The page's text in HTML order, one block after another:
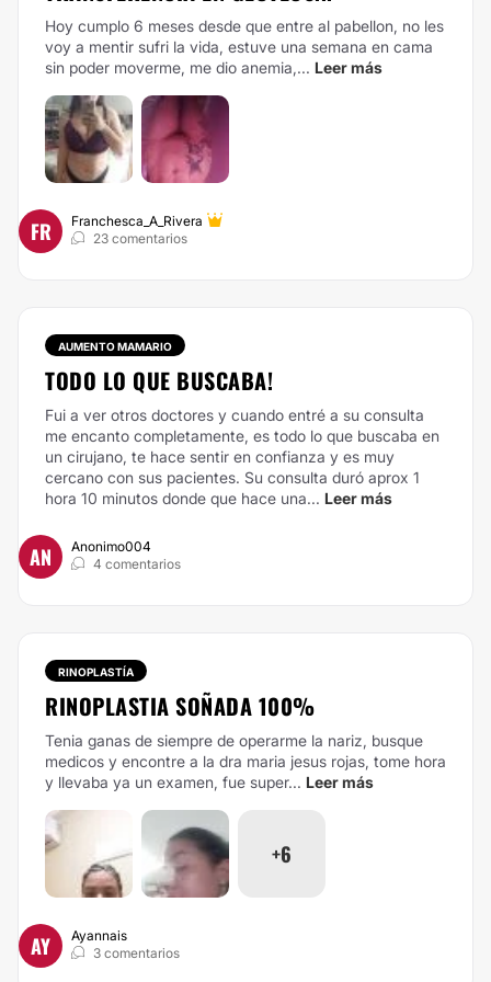
Hoy cumplo 6 meses desde que entre al pabellon, no les
voy a mentir sufri la vida, estuve una semana en cama
sin poder moverme, me dio anemia,... Leer más
FR
Franchesca_A_Rivera
23 comentarios
AUMENTO MAMARIO
TODO LO QUE BUSCABA!
Fui a ver otros doctores y cuando entré a su consulta
me encanto completamente, es todo lo que buscaba en
un cirujano, te hace sentir en confianza y es muy
cercano con sus pacientes. Su consulta duró aprox 1
hora 10 minutos donde que hace una... Leer más
AN
Anonimo004
4 comentarios
RINOPLASTÍA
RINOPLASTIA SOÑADA 100%
Tenia ganas de siempre de operarme la nariz, busque
medicos y encontre a la dra maria jesus rojas, tome hora
y llevaba ya un examen, fue super... Leer más
+6
AY
Ayannais
3 comentarios